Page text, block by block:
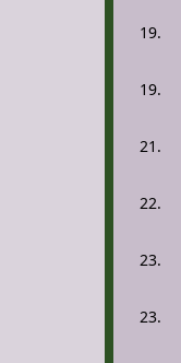
19.
19.
21.
22.
23.
23.